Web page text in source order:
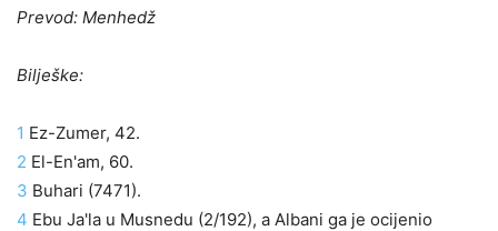
Prevod: Menhedž
Bilješke:
1 Ez-Zumer, 42.
2 El-En'am, 60.
3 Buhari (7471).
4 Ebu Ja'la u Musnedu (2/192), a Albani ga je ocijenio